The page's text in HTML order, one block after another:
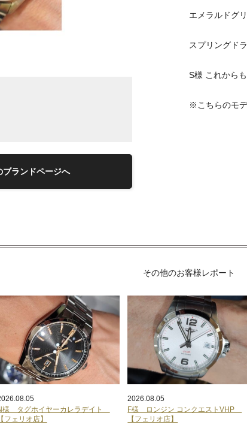
エメラルドグ
スプリングド
S様 これから
※こちらのモ
ブランドページへ
その他のお客様レポート
様 タグホイヤーカレラデイト
【フェリオ店】
2026.08.05
F様 ロンジン コンクエストVHP
【フェリオ店】